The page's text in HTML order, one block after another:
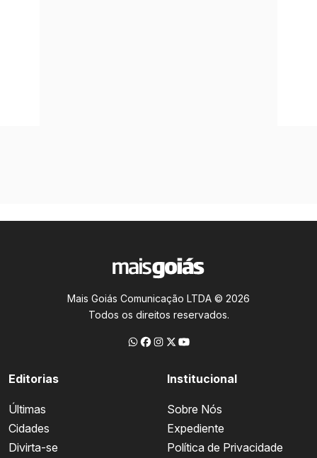
Mais Goiás Comunicação LTDA © 2026
Todos os direitos reservados.
Editorias
Últimas
Cidades
Divirta-se
Institucional
Sobre Nós
Expediente
Política de Privacidade